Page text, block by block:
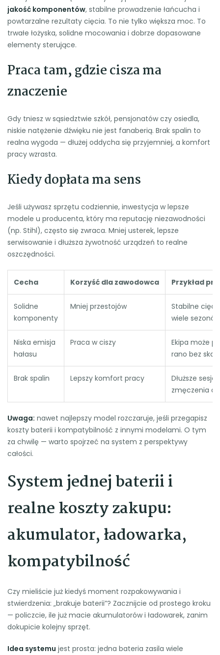
jakość komponentów, stabilne prowadzenie łańcucha i
powtarzalne rezultaty cięcia. To nie tylko większa moc. To
trwałe łożyska, solidne mocowania i dobrze dopasowane
elementy sterujące.
Praca tam, gdzie cisza ma
znaczenie
Gdy tniesz w sąsiedztwie szkół, pensjonatów czy osiedla,
niskie natężenie dźwięku nie jest fanaberią. Brak spalin to
realna wygoda — dłużej oddycha się przyjemniej, a komfort
pracy wzrasta.
Kiedy dopłata ma sens
Jeśli używasz sprzętu codziennie, inwestycja w lepsze
modele u producenta, który ma reputację niezawodności
(np. Stihl), często się zwraca. Mniej usterek, lepsze
serwisowanie i dłuższa żywotność urządzeń to realne
oszczędności.
Cecha Korzyść dla zawodowca Przykład
Solidne
komponenty
Mniej przestojów
Stabilne
wiele sezonów
Niska emisja
hałasu
Praca w ciszy
Ekipa może
rano bez
Brak spalin Lepszy komfort pracy
Dłuższe sesje
zmęczenia
Uwaga: nawet najlepszy model rozczaruje, jeśli przegapisz
koszty baterii i kompatybilność z innymi modelami. O tym
za chwilę — warto spojrzeć na system z perspektywy
całości.
System jednej baterii i
realne koszty zakupu:
akumulator, ładowarka,
kompatybilność
Czy mieliście już kiedyś moment rozpakowywania i
stwierdzenia: „brakuje baterii”? Zacznijcie od prostego kroku
— policzcie, ile już macie akumulatorów i ładowarek, zanim
dokupicie kolejny sprzęt.
Idea systemu jest prosta: jedna bateria zasila wiele